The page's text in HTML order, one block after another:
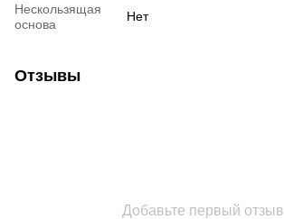
Нескользящая
основа
Нет
Отзывы
Добавьте первый отзыв